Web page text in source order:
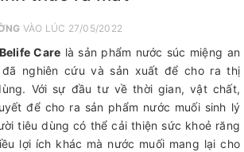
VÀO LÚC 27/05/2022
Care là sản phẩm nước súc miệng an
đã nghiên cứu và sản xuất để cho ra thị
Với sự đầu tư về thời gian, vật chất,
để cho ra sản phẩm nước muối sinh lý
tiêu dùng có thể cải thiện sức khoẻ răng
lợi ích khác mà nước muối mang lại cho